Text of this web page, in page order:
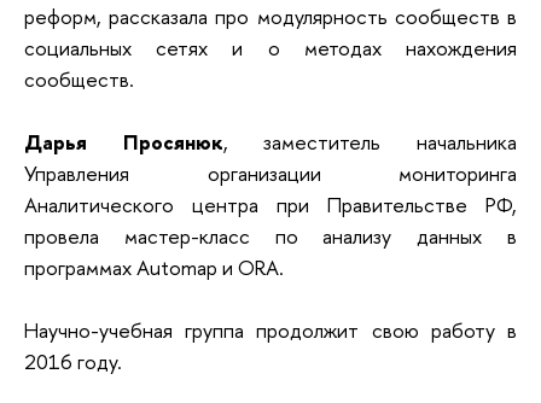
реформ, рассказала про модулярность сообществ в
социальных сетях и о методах нахождения
сообществ.
Дарья Просянюк, заместитель начальника
Управления организации мониторинга
Аналитического центра при Правительстве РФ,
провела мастер-класс по анализу данных в
программах Automap и ORA.
Научно-учебная группа продолжит свою работу в
2016 году.